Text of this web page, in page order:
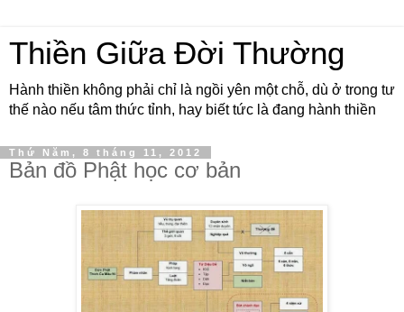
Thiền Giữa Đời Thường
Hành thiền không phải chỉ là ngồi yên một chỗ, dù ở trong tư
thế nào nếu tâm thức tỉnh, hay biết tức là đang hành thiền
Thứ Năm, 8 tháng 11, 2012
Bản đồ Phật học cơ bản